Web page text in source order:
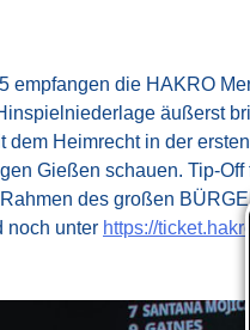
die HAKRO
äußerst
Heimrecht in der
Gießen schauen. Tip-
des großen
noch unter https://